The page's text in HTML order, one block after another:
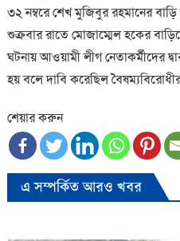
৩২ নম্বরে শেখ মুজিবুর রহমানের
শুক্রবার রাতে মোজাম্মেল হকের
ঘটনায় আওয়ামী লীগ নেতাকর্মীদের
হয় বলে দাবি করেছিল
শেয়ার করুন
এ সম্পর্কিত আরও খবর